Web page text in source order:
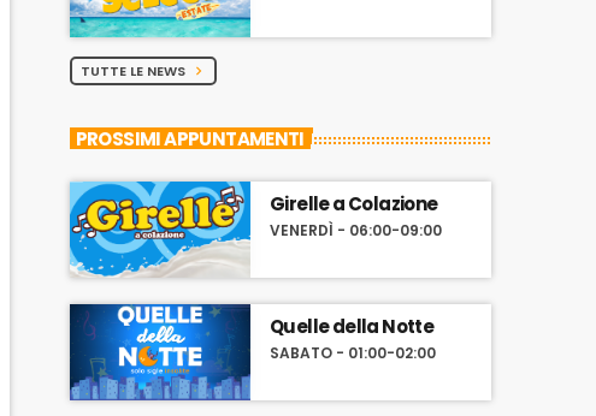
TUTTE LE NEWS chevron_right
PROSSIMI APPUNTAMENTI
Girelle a Colazione
VENERDÌ - 06:00-09:00
Quelle della Notte
SABATO - 01:00-02:00